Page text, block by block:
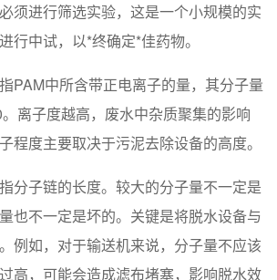
须进行筛选实验，这是一个小规模的实
行中试，以*终确定*佳药物。
PAM中所含带正电离子的量，其分子量
离子度越高，废水中杂质聚集的影响
程度主要取决于污泥去除设备的高度。
分子链的长度。较大的分子量不一定是
也不一定是坏的。关键是将脱水设备与
例如，对于输送机来说，分子量不应该
高，可能会造成滤布堵塞，影响脱水效